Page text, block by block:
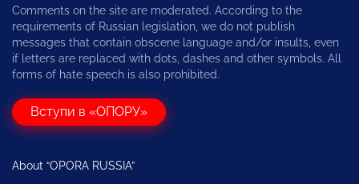
Comments on the site are moderated. According to the
requirements of Russian legislation, we do not publish
messages that contain obscene language and/or insults, even
if letters are replaced with dots, dashes and other symbols. All
forms of hate speech is also prohibited.
Вступи в «ОПОРУ»
About “OPORA RUSSIA”